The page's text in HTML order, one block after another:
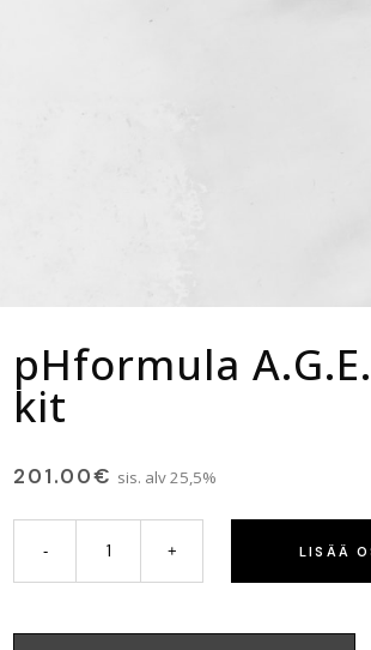
pHformula
kit
201.00€ sis. alv 25,5%
LISÄÄ